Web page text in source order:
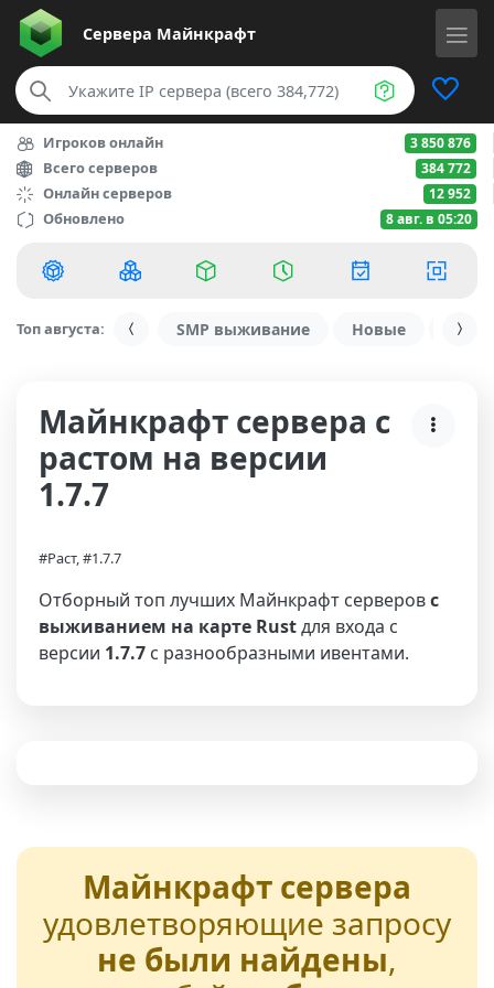
Сервера Майнкрафт
Игроков онлайн 3 850 876
Всего серверов 384 772
Онлайн серверов 12 952
Обновлено 8 авг. в 05:20
Топ августа: SMP выживание Новые С
Майнкрафт сервера с
растом на версии
1.7.7
#Раст, #1.7.7
Отборный топ лучших Майнкрафт серверовс
выживанием на карте Rustдля входа с
версии 1.7.7 с разнообразными ивентами.
Майнкрафт сервера
удовлетворяющие запросу
не были найдены,